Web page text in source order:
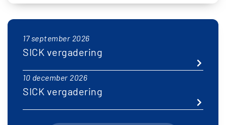
17 september 2026
SICK vergadering
10 december 2026
SICK vergadering